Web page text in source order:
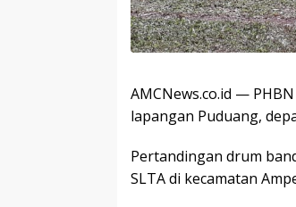
AMCNews.co.id —
lapangan Puduang,
Pertandingan drum
SLTA di kecamatan